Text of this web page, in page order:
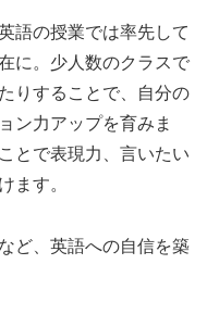
語の授業では率先して
に。少人数のクラスで
りすることで、自分の
ン力アップを育みま
とで表現力、言いたい
ます。
ど、英語への自信を築